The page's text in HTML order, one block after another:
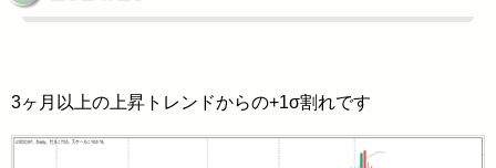
3ヶ月以上の上昇トレンドからの+1σ割れです